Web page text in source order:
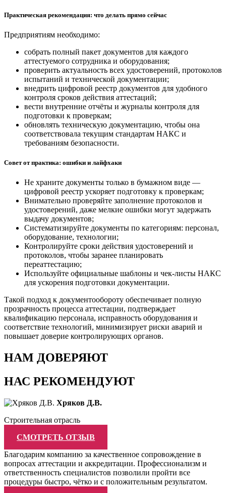
Практическая рекомендация: что делать прямо сейчас
Предприятиям необходимо:
собрать полный пакет документов для каждого
аттестуемого сотрудника и оборудования;
проверить актуальность всех удостоверений, протоколов
испытаний и технической документации;
внедрить цифровой реестр документов для удобного
контроля сроков действия аттестаций;
вести внутренние отчёты и журналы контроля для
подготовки к проверкам;
обновлять техническую документацию, чтобы она
соответствовала текущим стандартам НАКС и
требованиям безопасности.
Совет от практика: ошибки и лайфхаки
Не храните документы только в бумажном виде —
цифровой реестр ускоряет подготовку к проверкам;
Внимательно проверяйте заполнение протоколов и
удостоверений, даже мелкие ошибки могут задержать
выдачу документов;
Систематизируйте документы по категориям: персонал,
оборудование, технологии;
Контролируйте сроки действия удостоверений и
протоколов, чтобы заранее планировать
переаттестацию;
Используйте официальные шаблоны и чек-листы НАКС
для ускорения подготовки документации.
Такой подход к документообороту обеспечивает полную
прозрачность процесса аттестации, подтверждает
квалификацию персонала, исправность оборудования и
соответствие технологий, минимизирует риски аварий и
повышает доверие контролирующих органов.
НАМ ДОВЕРЯЮТ
НАС РЕКОМЕНДУЮТ
Хряков Д.В.
Строительная отрасль
СМОТРЕТЬ ОТЗЫВ
Благодарим компанию за качественное сопровождение в
вопросах аттестации и аккредитации. Профессионализм и
ответственность специалистов позволили пройти все
процедуры быстро, чётко и с положительным результатом.